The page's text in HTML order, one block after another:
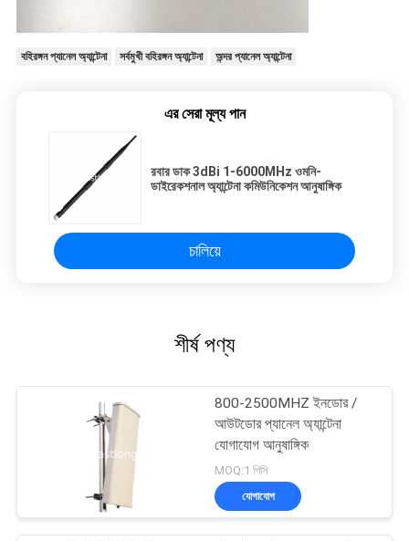
বহিরঙ্গন প্যানেল অ্যান্টেনা সর্বমুখী বহিরঙ্গন অ্যান্টেনা অন্দর প্যানেল অ্যান্টেনা
এর সেরা মূল্য পান
রবার ডাক 3dBi 1-6000MHz ওমনি-
ডাইরেকশনাল অ্যান্টেনা কমিউনিকেশন আনুষাঙ্গিক
চালিয়ে
শীর্ষ পণ্য
800-2500MHZ ইনডোর /
আউটডোর প্যানেল অ্যান্টেনা
যোগাযোগ আনুষাঙ্গিক
MOQ:1 পিসি
যোগাযোগ